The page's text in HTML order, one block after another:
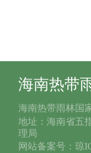
海南热带
海南热带雨林国
地址：海南省五
理局
网站备案号：琼